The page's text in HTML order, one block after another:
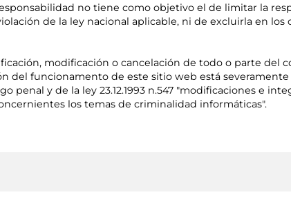
no tiene como objetivo el de limitar la
de la ley nacional aplicable, ni de excluirla en los
modificación o cancelación de todo o parte del
del funcionamento de este sitio web está
penal y de la ley 23.12.1993 n.547 "modificaciones e
los temas de criminalidad informáticas".